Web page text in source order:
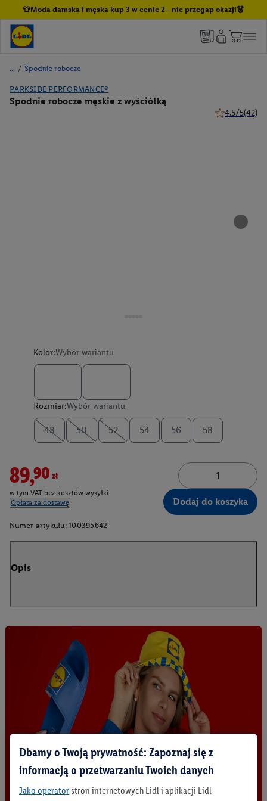
👕Moda damska i męska kup 3 w cenie 2 - nie przegap okazji👗
/ Spodnie robocze
PARKSIDE PERFORMANCE®
Spodnie robocze męskie z wyściółką
4.5/5(42)
Kolor:Wybór wariantu
Rozmiar:Wybór wariantu
48 50 52 54 56 58
89,90zł
w tym VAT bez kosztów wysyłki
Opłata za dostawę
Dodaj do koszyka
Numer artykułu: 100395642
Opis
Dbamy o Twoją prywatność: Zapoznaj się z
informacją o przetwarzaniu Twoich danych
Jako operatorstron internetowych Lidl i aplikacji Lidl